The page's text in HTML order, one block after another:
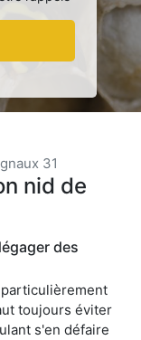
31
nid de
des
toujours éviter
s'en défaire